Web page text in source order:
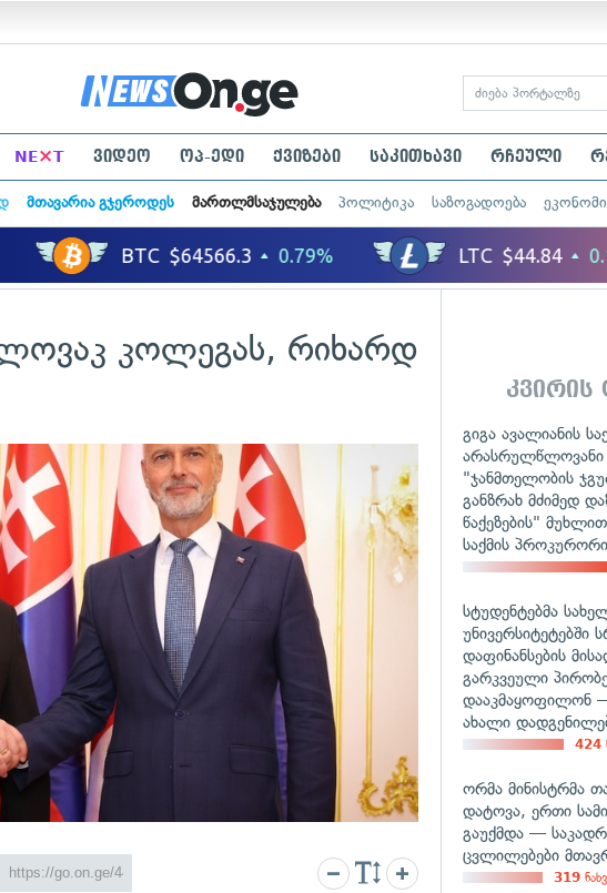
NE×T ვიდეო ოპ-ედი ქვიზები საკითხავი რჩეული
მთავარია გჯეროდეს მართლმსაჯულება პოლიტიკა საზოგადოება
კოლეგას, რიხარდ
კვირის
გიგა ავალიანის
არასრულწლოვანი
"ჯანმთელობის
განზრახ მძიმედ
წაქეზების"
საქმის პროკურორი
სტუდენტებმა
უნივერსიტეტებში
დაფინანსების
გარკვეული
დააკმაყოფილონ
ახალი
424
ორმა მინისტრმა
დატოვა, ერთი
გაუქმდა —
ცვლილებები
319